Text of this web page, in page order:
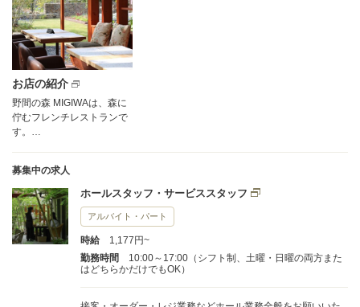
お店の紹介
野間の森 MIGIWAは、森に
佇むフレンチレストランで
す。…
募集中の求人
ホールスタッフ・サービススタッフ
アルバイト・パート
時給
1,177円~
勤務時間
10:00～17:00（シフト制、土曜・日曜の両方また
はどちらかだけでもOK）